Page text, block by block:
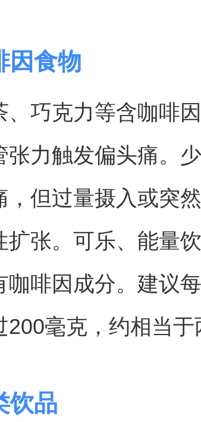
因食物
、巧克力等含咖啡
张力触发偏头痛。
，但过量摄入或突
扩张。可乐、能量
咖啡因成分。建议
200毫克，约相当于
饮品